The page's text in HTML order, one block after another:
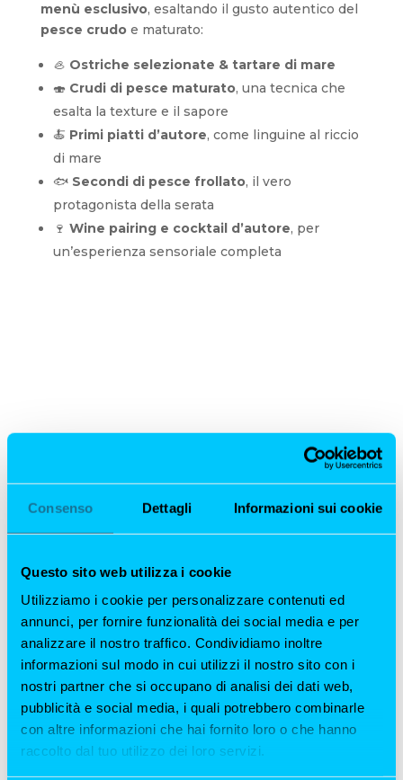
Consenso Dettagli Informazioni sui cookie
Questo sito web utilizza i cookie
Utilizziamo i cookie per personalizzare contenuti ed
annunci, per fornire funzionalità dei social media e per
analizzare il nostro traffico. Condividiamo inoltre
informazioni sul modo in cui utilizzi il nostro sito con i
nostri partner che si occupano di analisi dei dati web,
pubblicità e social media, i quali potrebbero combinarle
con altre informazioni che hai fornito loro o che hanno
raccolto dal tuo utilizzo dei loro servizi.
menù esclusivo, esaltando il gusto autentico del
pesce crudo e maturato:
🦪 Ostriche selezionate & tartare di mare
🍣 Crudi di pesce maturato, una tecnica che
esalta la texture e il sapore
🍝 Primi piatti d’autore, come linguine al riccio
di mare
🐟 Secondi di pesce frollato, il vero
protagonista della serata
🍷 Wine pairing e cocktail d’autore, per
un’esperienza sensoriale completa
Cena cantata Milano: una
serata magica sulla
terrazza di All’Origine
Vivi unacena cantata a Milanoin una terrazza
esclusiva con vista su Porta Romana, dove
l’atmosfera romantica si fonde con la musica